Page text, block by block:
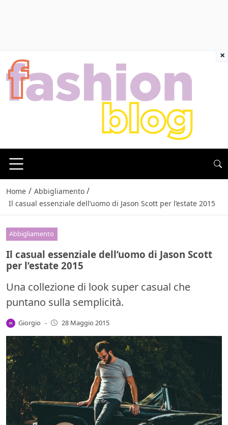
Home / Abbigliamento /
Il casual essenziale dell’uomo di Jason Scott per l’estate 2015
Abbigliamento
Il casual essenziale dell’uomo di Jason Scott
per l’estate 2015
Una collezione di look super casual che
puntano sulla semplicità.
Giorgio - 28 Maggio 2015
×